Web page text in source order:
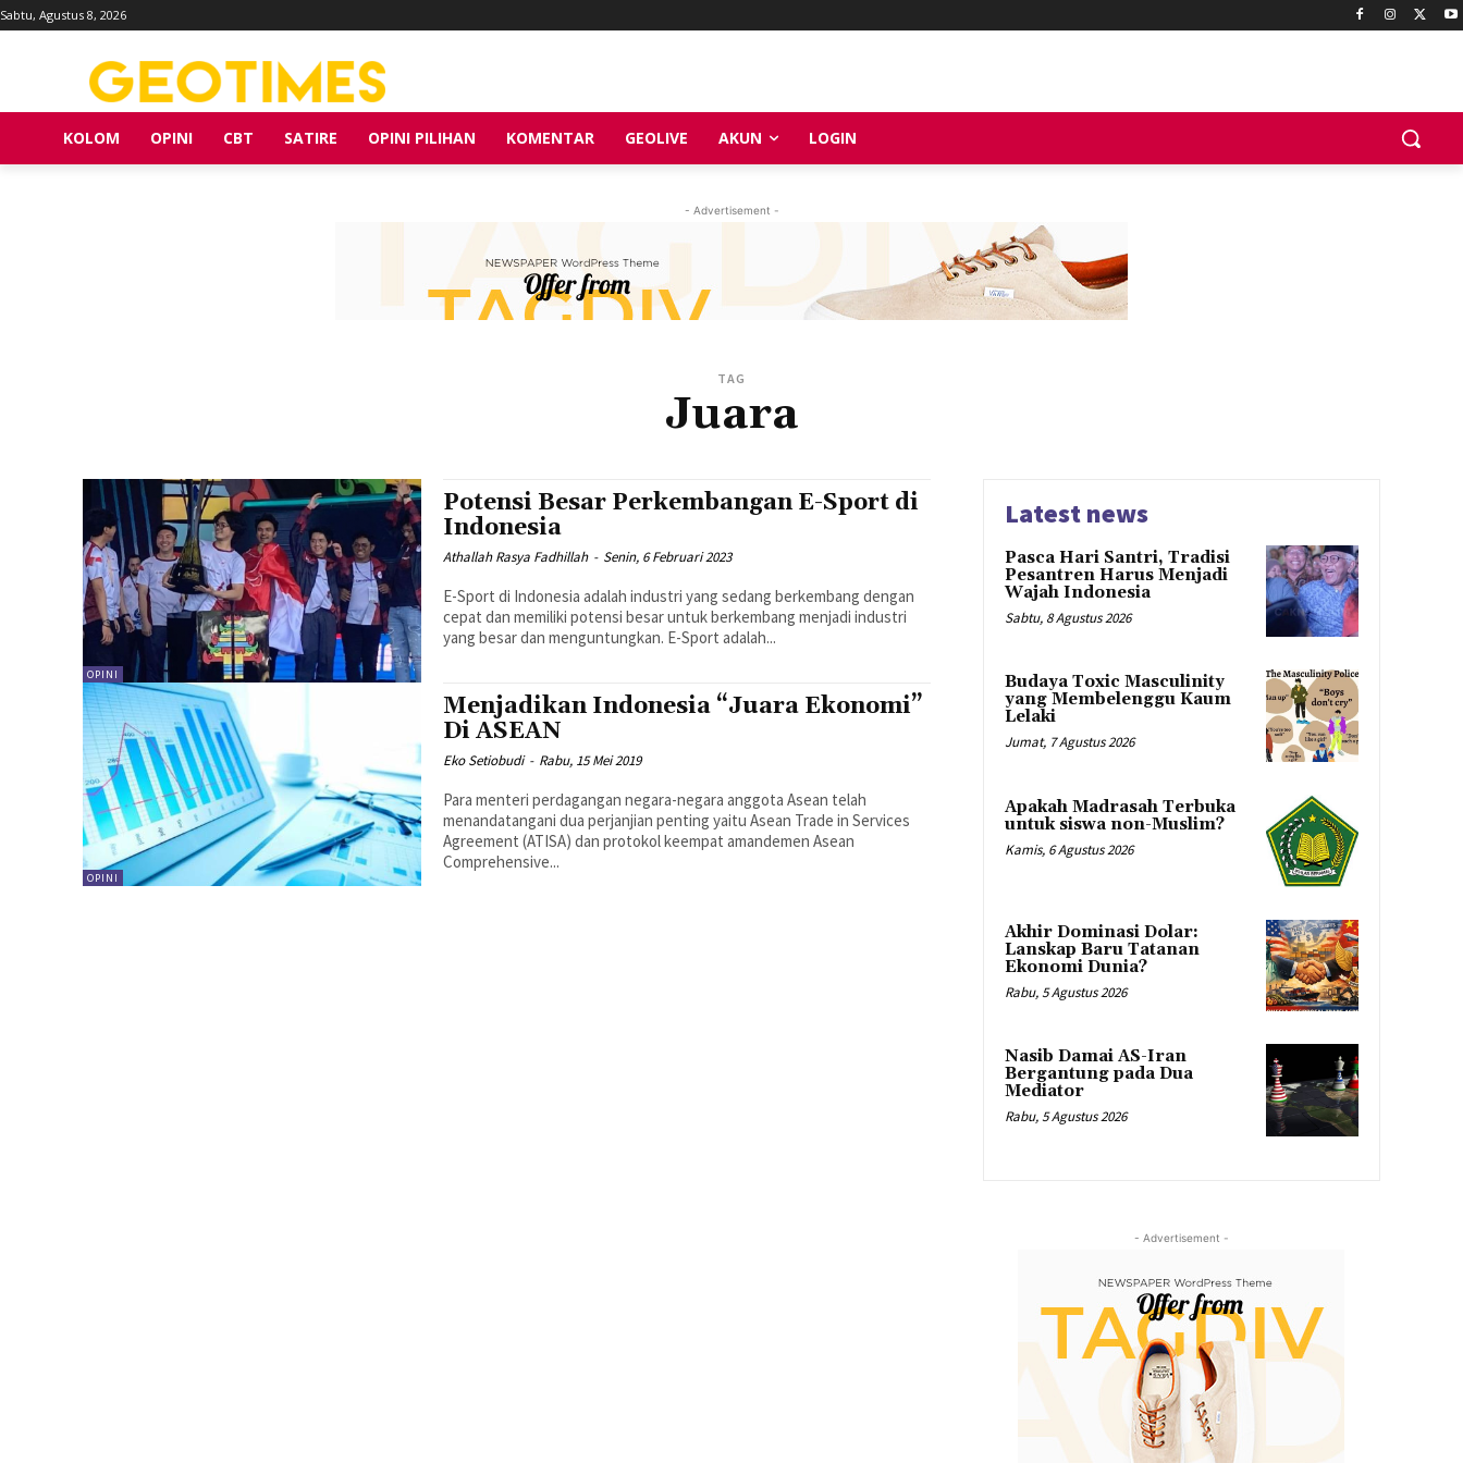
Sabtu, Agustus 8, 2026
KOLOM OPINI CBT SATIRE OPINI PILIHAN KOMENTAR GEOLIVE AKUN LOGIN
- Advertisement -
TAG
Juara
OPINI
Potensi Besar Perkembangan E-Sport di
Indonesia
Athallah Rasya Fadhillah - Senin, 6 Februari 2023
E-Sport di Indonesia adalah industri yang sedang berkembang dengan
cepat dan memiliki potensi besar untuk berkembang menjadi industri
yang besar dan menguntungkan. E-Sport adalah...
OPINI
Menjadikan Indonesia “Juara Ekonomi”
Di ASEAN
Eko Setiobudi - Rabu, 15 Mei 2019
Para menteri perdagangan negara-negara anggota Asean telah
menandatangani dua perjanjian penting yaitu Asean Trade in Services
Agreement (ATISA) dan protokol keempat amandemen Asean
Comprehensive...
Latest news
Pasca Hari Santri, Tradisi
Pesantren Harus Menjadi
Wajah Indonesia
Sabtu, 8 Agustus 2026
Budaya Toxic Masculinity
yang Membelenggu Kaum
Lelaki
Jumat, 7 Agustus 2026
Apakah Madrasah Terbuka
untuk siswa non-Muslim?
Kamis, 6 Agustus 2026
Akhir Dominasi Dolar:
Lanskap Baru Tatanan
Ekonomi Dunia?
Rabu, 5 Agustus 2026
Nasib Damai AS-Iran
Bergantung pada Dua
Mediator
Rabu, 5 Agustus 2026
- Advertisement -